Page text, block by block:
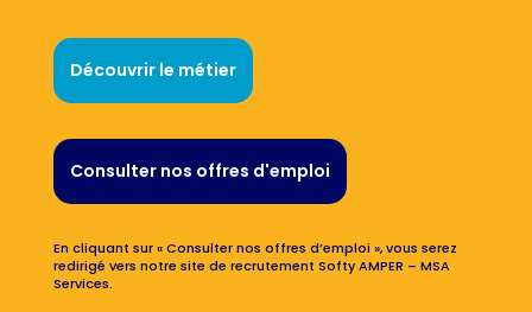
Découvrir le métier
Consulter nos offres d'emploi
En cliquant sur « Consulter nos offres d’emploi », vous serez
redirigé vers notre site de recrutement Softy AMPER – MSA
Services.